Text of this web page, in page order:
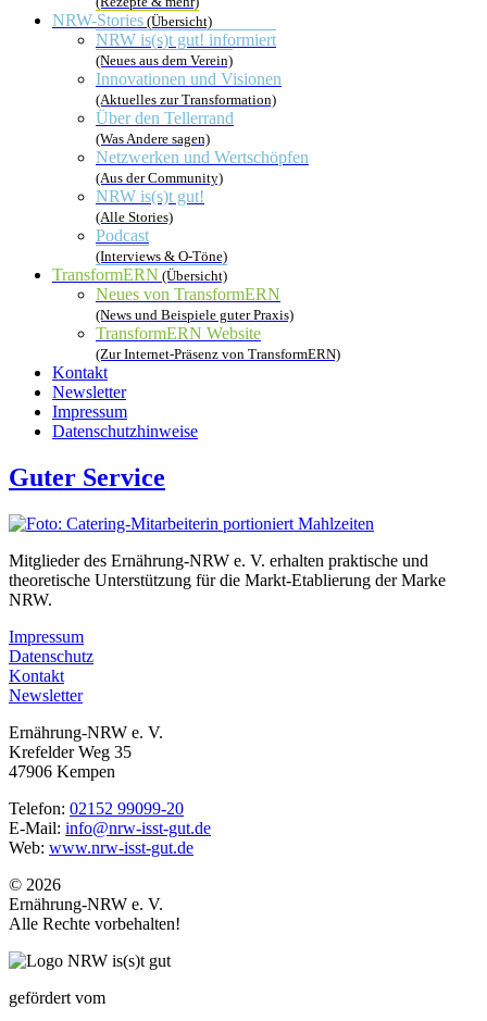
NRW-Stories (Übersicht)
NRW is(s)t gut! informiert
(Neues aus dem Verein)
Innovationen und Visionen
(Aktuelles zur Transformation)
Über den Tellerrand
(Was Andere sagen)
Netzwerken und Wertschöpfen
(Aus der Community)
NRW is(s)t gut!
(Alle Stories)
Podcast
(Interviews & O-Töne)
TransformERN (Übersicht)
Neues von TransformERN
(News und Beispiele guter Praxis)
TransformERN Website
(Zur Internet-Präsenz von TransformERN)
Kontakt
Newsletter
Impressum
Datenschutzhinweise
Guter Service
Mitglieder des Ernährung-NRW e. V. erhalten praktische und
theoretische Unterstützung für die Markt-Etablierung der Marke
NRW.
Impressum
Datenschutz
Kontakt
Newsletter
Ernährung-NRW e. V.
Krefelder Weg 35
47906 Kempen
Telefon: 02152 99099-20
E-Mail: info@nrw-isst-gut.de
Web: www.nrw-isst-gut.de
© 2026
Ernährung-NRW e. V.
Alle Rechte vorbehalten!
gefördert vom